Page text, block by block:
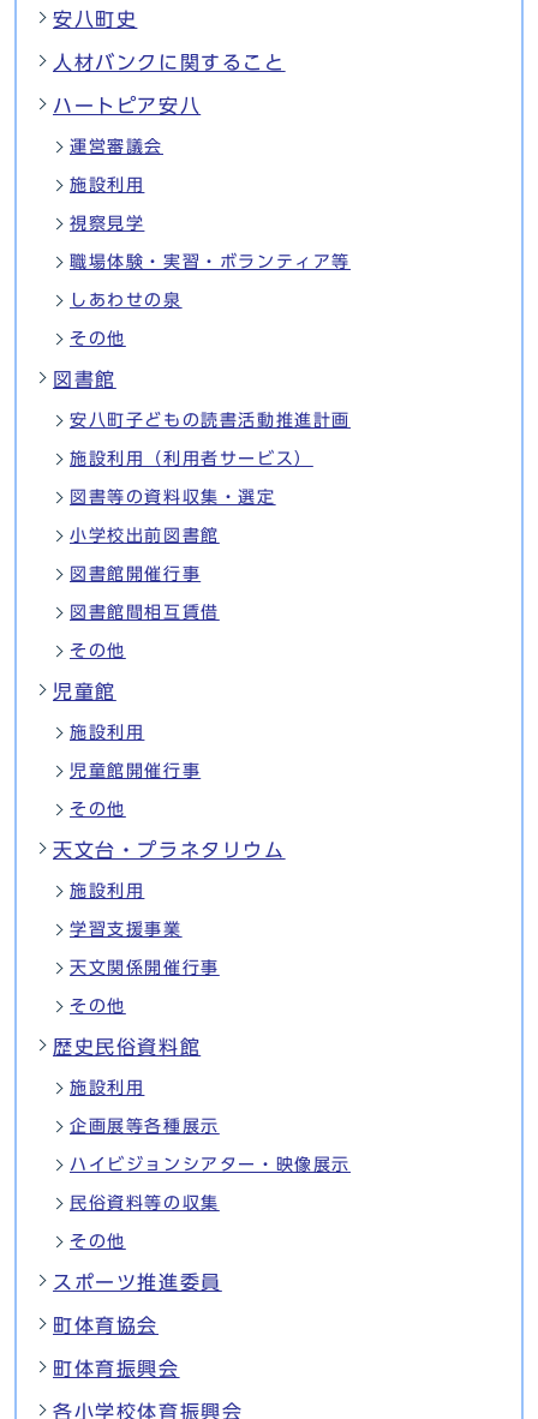
安八町史
人材バンクに関すること
ハートピア安八
運営審議会
施設利用
視察見学
職場体験・実習・ボランティア等
しあわせの泉
その他
図書館
安八町子どもの読書活動推進計画
施設利用（利用者サービス）
図書等の資料収集・選定
小学校出前図書館
図書館開催行事
図書館間相互賃借
その他
児童館
施設利用
児童館開催行事
その他
天文台・プラネタリウム
施設利用
学習支援事業
天文関係開催行事
その他
歴史民俗資料館
施設利用
企画展等各種展示
ハイビジョンシアター・映像展示
民俗資料等の収集
その他
スポーツ推進委員
町体育協会
町体育振興会
各小学校体育振興会